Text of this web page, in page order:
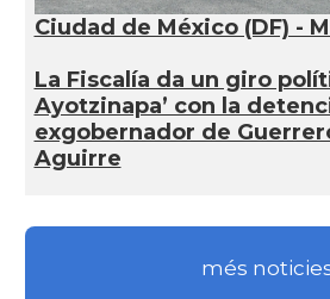
Ciudad de México (DF) -
La Fiscalía da un giro
Ayotzinapa’ con la
exgobernador de
Aguirre
més